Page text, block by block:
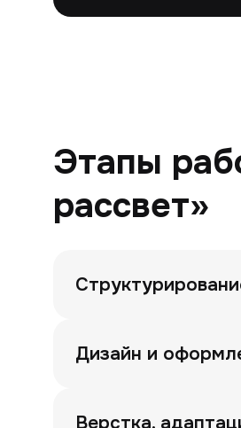
Этапы
рассвет»
Дизайн и
Верстка,